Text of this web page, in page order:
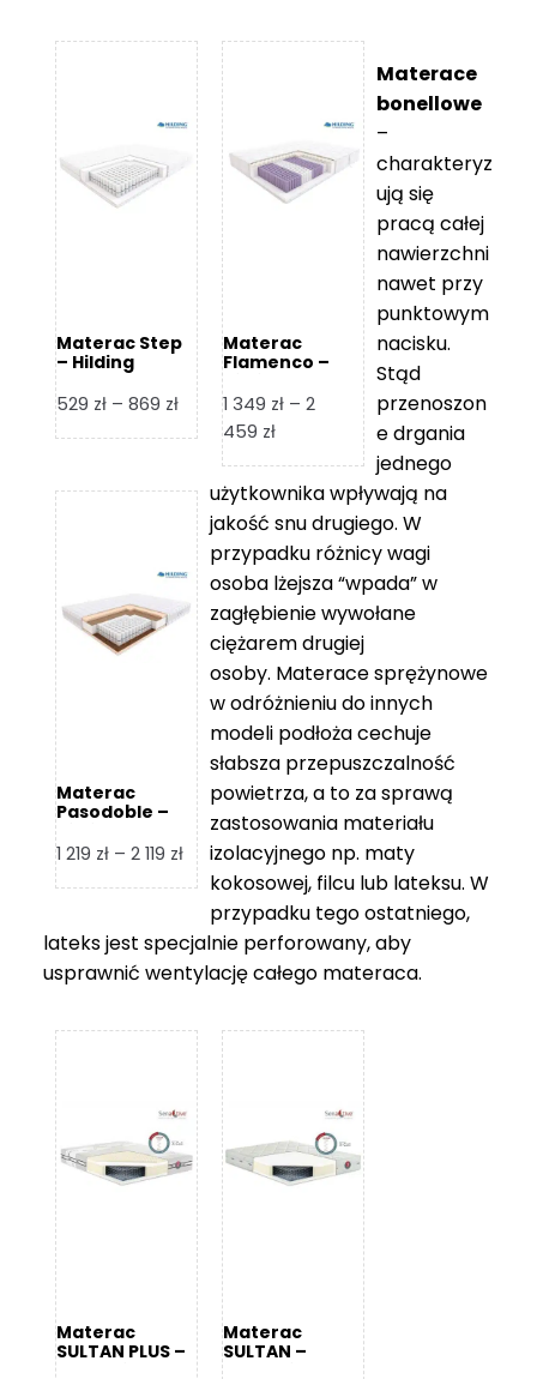
Materac Step
– Hilding
529 zł – 869 złZakres
cen:
529 zł
do
869 zł
Materac
Flamenco –
1 349 zł – 2
459 złZakres
od
1
349 zł
2
459 zł
Materac
Pasodoble –
1 219 zł – 2 119 złZakres
cen:
1
219 zł
do
119 zł
Materace
bonellowe
–
charakteryz
ują się
pracą całej
nawierzchni
nawet przy
punktowym
nacisku.
Stąd
przenoszon
e drgania
jednego
użytkownika wpływają na
jakość snu drugiego. W
przypadku różnicy wagi
osoba lżejsza “wpada” w
zagłębienie wywołane
ciężarem drugiej
osoby. Materace sprężynowe
w odróżnieniu do innych
modeli podłoża cechuje
słabsza przepuszczalność
powietrza, a to za sprawą
zastosowania materiału
izolacyjnego np. maty
kokosowej, filcu lub lateksu. W
przypadku tego ostatniego,
lateks jest specjalnie perforowany, aby
usprawnić wentylację całego materaca.
Materac
SULTAN PLUS –
Materac
SULTAN –